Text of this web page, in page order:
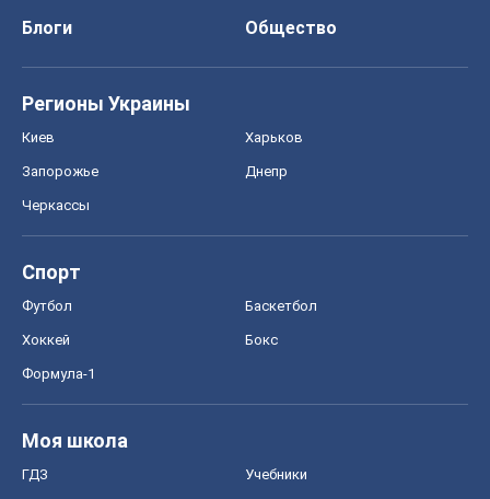
Блоги
Общество
Регионы Украины
Киев Харьков
Запорожье Днепр
Черкассы
Спорт
Футбол Баскетбол
Хоккей Бокс
Формула-1
Моя школа
ГДЗ Учебники